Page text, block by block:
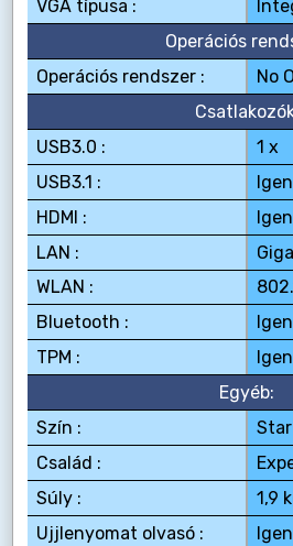
VGA típusa :
Operációs
Operációs rendszer :
No
USB3.0 :
1 x
USB3.1 :
Igen
HDMI :
Igen
LAN :
WLAN :
Bluetooth :
Igen
TPM :
Igen
Egyéb:
Szín :
Család :
Súly :
1,9
Ujjlenyomat olvasó :
Igen